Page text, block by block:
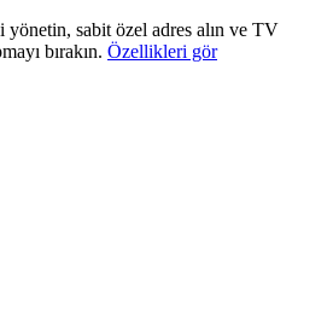
sabit özel adres alın ve TV
bırakın. Özellikleri gör